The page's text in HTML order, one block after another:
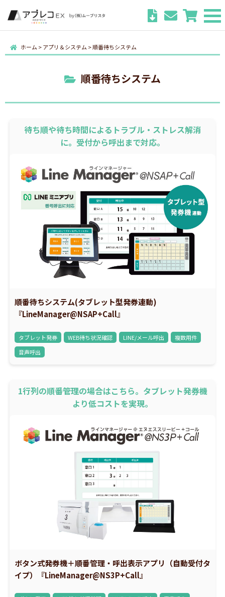
ホーム >アプリ＆システム >順番待ちシステム
順番待ちシステム
待ち順や待ち時間によるトラブル・ストレス解消
に。受付から呼出まで対応。
順番待ちシステム(タブレット型発券連動)
『LineManager@NSAP+Call』
タブレット発券 WEB待ち状況確認 LINE/メール呼出
複数用件
音声呼出
1行列の順番管理の場合はこちら。タブレット発券機
より低コストを実現。
ボタン式発券機＋順番管理・呼出表示アプリ（自動受付タ
イプ）『LineManager@NS3P+Call』